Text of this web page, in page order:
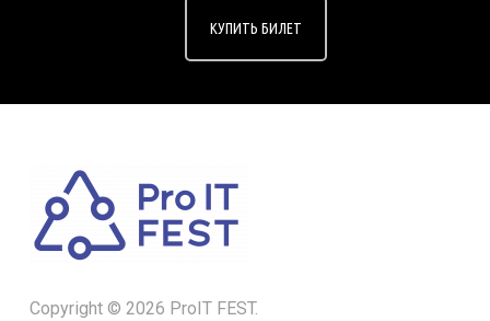
КУПИТЬ БИЛЕТ
Copyright © 2026 ProIT FEST.